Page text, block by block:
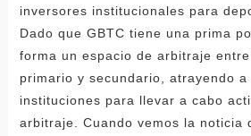
inversores institucionales para
Dado que GBTC tiene una prima
forma un espacio de arbitraje
primario y secundario, atrayendo a
instituciones para llevar a cabo
arbitraje. Cuando vemos la noticia